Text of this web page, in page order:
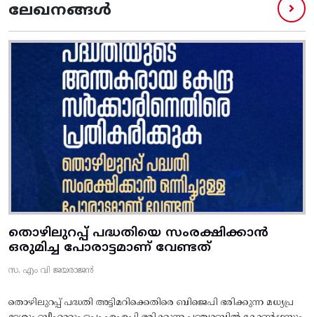
ലേഖനങ്ങൾ
തൊഴിലുറപ്പ് പദ്ധതിയെ സംരക്ഷിക്കാൻ
ഒരുമിച്ച പോരാട്ടമാണ് വേണ്ടത്
സ. എം വി ജയരാജൻ
തൊഴിലുറപ്പ് പദ്ധതി അട്ടിമറിക്കെതിരെ ബിജെപി ഭരിക്കുന്ന മധ്യപ്ര